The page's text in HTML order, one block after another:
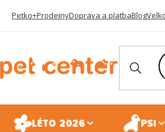
Petko+ProdejnyDoprava a platbaBlog
LÉTO 2026 PSI